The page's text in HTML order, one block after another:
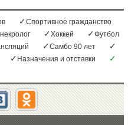
Спортивное гражданство
Хоккей
Футбол
Самбо 90 лет
Назначения и отставки